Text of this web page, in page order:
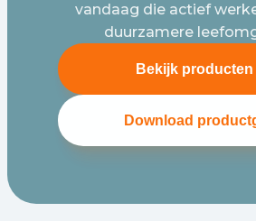
vandaag die actief
duurzamere
Bekijk producten
Download